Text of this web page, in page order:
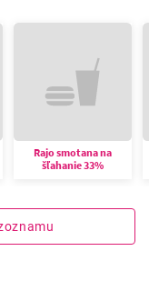
Rajo smotana na
šľahanie 33%